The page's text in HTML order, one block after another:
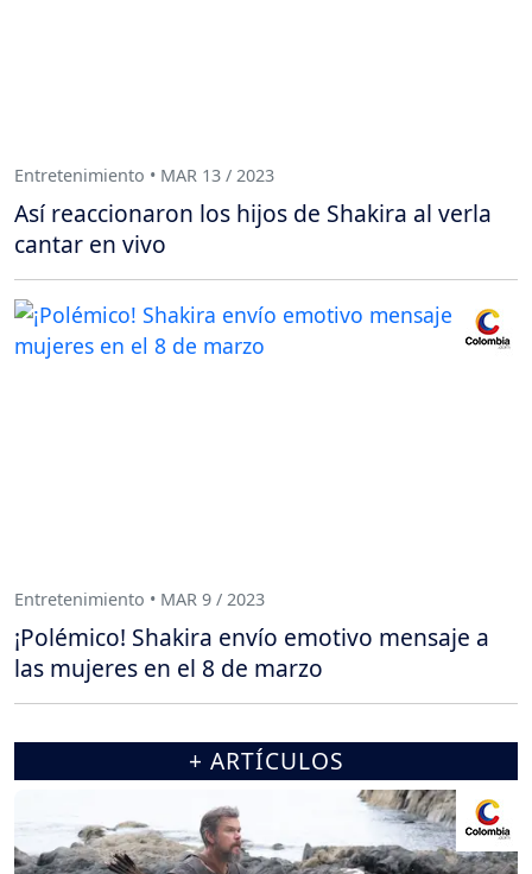
Entretenimiento • MAR 13 / 2023
Así reaccionaron los hijos de Shakira al verla
cantar en vivo
Entretenimiento • MAR 9 / 2023
¡Polémico! Shakira envío emotivo mensaje a
las mujeres en el 8 de marzo
+ ARTÍCULOS